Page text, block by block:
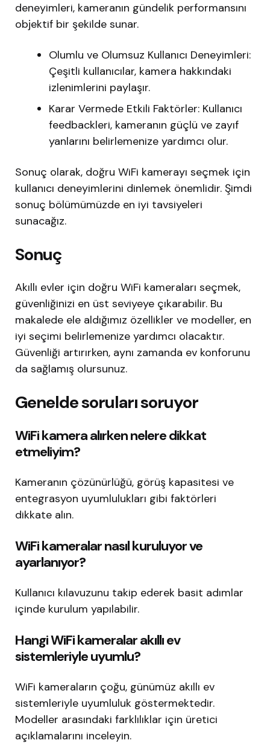
deneyimleri, kameranın gündelik performansını
objektif bir şekilde sunar.
Olumlu ve Olumsuz Kullanıcı Deneyimleri:
Çeşitli kullanıcılar, kamera hakkındaki
izlenimlerini paylaşır.
Karar Vermede Etkili Faktörler: Kullanıcı
feedbackleri, kameranın güçlü ve zayıf
yanlarını belirlemenize yardımcı olur.
Sonuç olarak, doğru WiFi kamerayı seçmek için
kullanıcı deneyimlerini dinlemek önemlidir. Şimdi
sonuç bölümümüzde en iyi tavsiyeleri
sunacağız.
Sonuç
Akıllı evler için doğru WiFi kameraları seçmek,
güvenliğinizi en üst seviyeye çıkarabilir. Bu
makalede ele aldığımız özellikler ve modeller, en
iyi seçimi belirlemenize yardımcı olacaktır.
Güvenliği artırırken, aynı zamanda ev konforunu
da sağlamış olursunuz.
Genelde soruları soruyor
WiFi kamera alırken nelere dikkat
etmeliyim?
Kameranın çözünürlüğü, görüş kapasitesi ve
entegrasyon uyumlulukları gibi faktörleri
dikkate alın.
WiFi kameralar nasıl kuruluyor ve
ayarlanıyor?
Kullanıcı kılavuzunu takip ederek basit adımlar
içinde kurulum yapılabilir.
Hangi WiFi kameralar akıllı ev
sistemleriyle uyumlu?
WiFi kameraların çoğu, günümüz akıllı ev
sistemleriyle uyumluluk göstermektedir.
Modeller arasındaki farklılıklar için üretici
açıklamalarını inceleyin.